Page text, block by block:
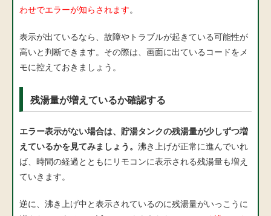
わせでエラーが知らされます。
表示が出ているなら、故障やトラブルが起きている可能性が
高いと判断できます。その際は、画面に出ているコードをメ
モに控えておきましょう。
残湯量が増えているか確認する
エラー表示がない場合は、貯湯タンクの残湯量が少しずつ増
えているかを見てみましょう。 沸き上げが正常に進んでいれ
ば、時間の経過とともにリモコンに表示される残湯量も増え
ていきます。
逆に、沸き上げ中と表示されているのに残湯量がいっこうに